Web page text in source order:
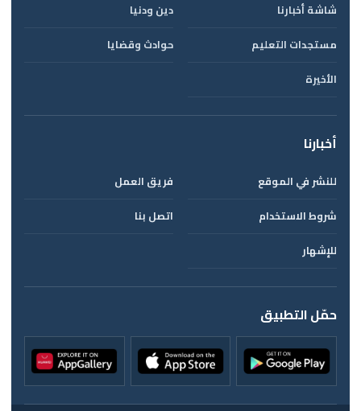
شاشة أخبارنا
دين ودنيا
مستجدات التعليم
حوادث وقضايا
الأخيرة
أخبارنا
للنشر في الموقع
فريق العمل
شروط الاستخدام
اتصل بنا
للإشهار
حمّل التطبيق